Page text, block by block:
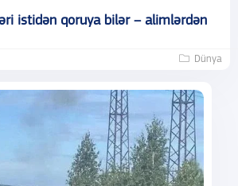
istidən qoruya bilər – alimlərdən
Dünya